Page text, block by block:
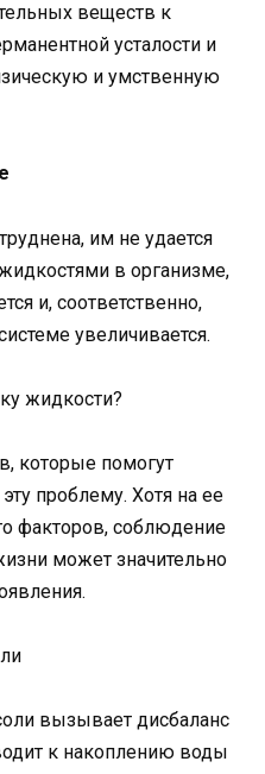
веществ к
усталости и
и умственную
им не удается
в организме,
и, соответственно,
увеличивается.
жидкости?
которые помогут
проблему. Хотя на ее
факторов, соблюдение
может значительно
вызывает дисбаланс
к накоплению воды